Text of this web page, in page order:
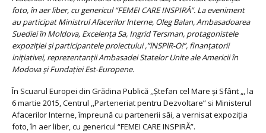
foto, în aer liber, cu genericul “FEMEI CARE INSPIRĂ”. La eveniment
au participat Ministrul Afacerilor lnterne, Oleg Balan, Ambasadoarea
Suediei în Moldova, Excelența Sa, Ingrid Tersman, protagonistele
expoziției și participantele proiectului ,”lNSPlR-O!”, finanțatorii
inițiativei, reprezentanții Ambasadei Statelor Unite ale Americii în
Modova și Fundației Est-Europene.
În Scuarul Europei din Grădina Publică ,,Ștefan cel Mare și Sfânt „, la
6 martie 2015, Centrul ,,Parteneriat pentru Dezvoltare” si Ministerul
Afacerilor Interne, împreună cu partenerii săi, a vernisat expoziția
foto, în aer liber, cu genericul “FEMEI CARE INSPIRĂ”.